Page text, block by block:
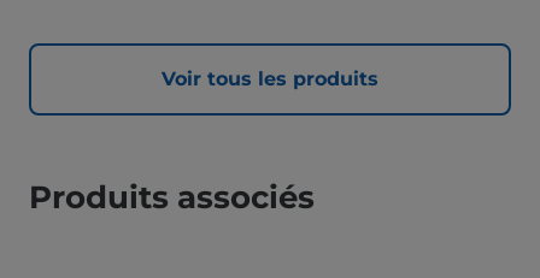
Voir tous les produits
Produits associés